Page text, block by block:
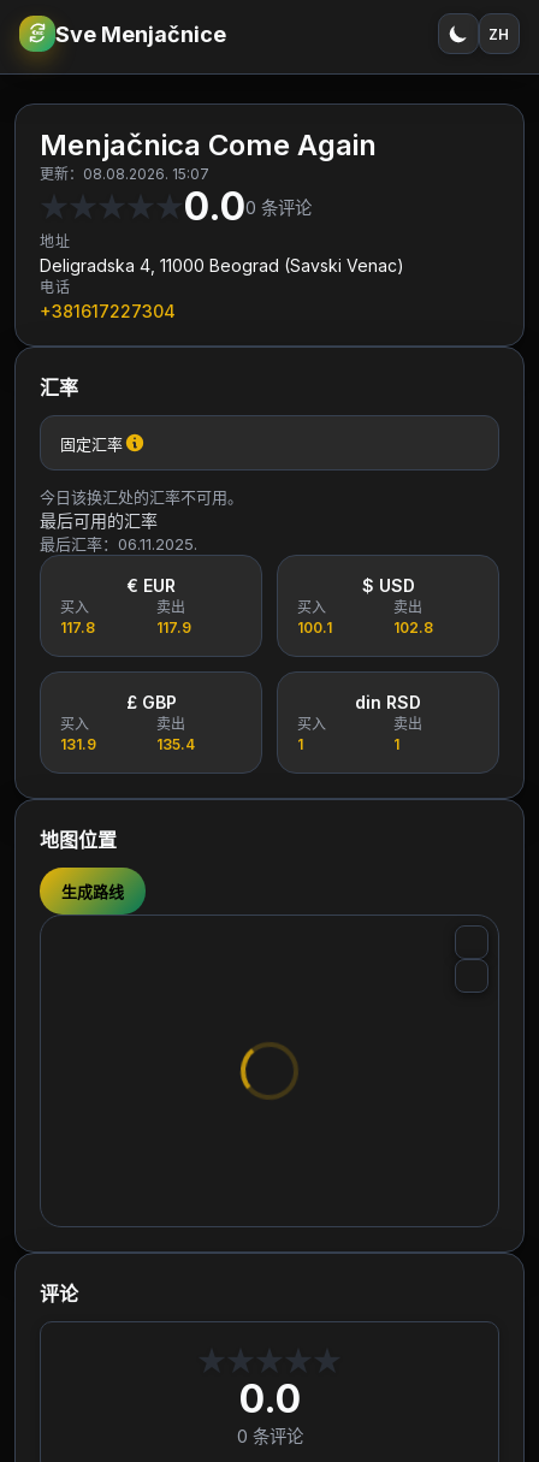
€RSD Sve Menjačnice ZH
Menjačnica Come Again
更新：08.08.2026. 15:07
★★★★★0.00 条评论
地址
Deligradska 4, 11000 Beograd (Savski Venac)
电话
+381617227304
汇率
固定汇率
今日该换汇处的汇率不可用。
最后可用的汇率
最后汇率：06.11.2025.
€ EUR
买入
117.8
卖出
117.9
$ USD
买入
100.1
卖出
102.8
£ GBP
买入
131.9
卖出
135.4
din RSD
买入
1
卖出
1
地图位置
生成路线
评论
★★★★★
0.0
0 条评论